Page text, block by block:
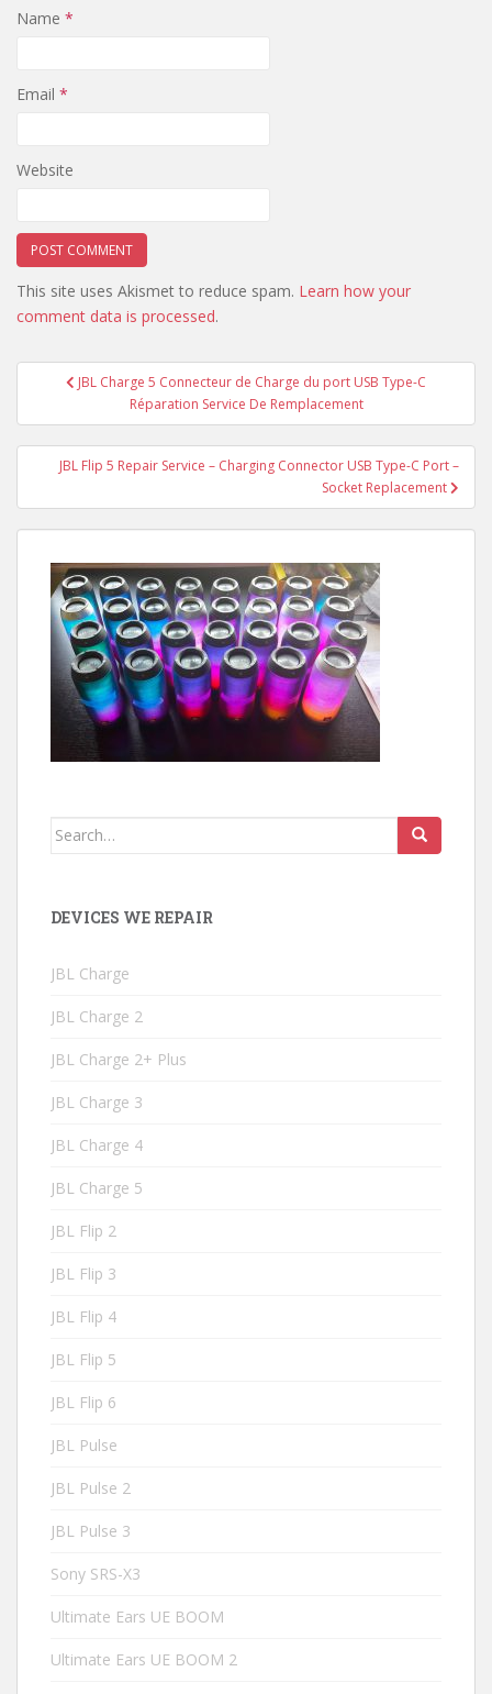
Name *
Email *
Website
This site uses Akismet to reduce spam. Learn how your
comment data is processed.
Post
navigation
JBL Charge 5 Connecteur de Charge du port USB Type-C
Réparation Service De Remplacement
JBL Flip 5 Repair Service – Charging Connector USB Type-C Port –
Socket Replacement
Search
DEVICES WE REPAIR
JBL Charge
JBL Charge 2
JBL Charge 2+ Plus
JBL Charge 3
JBL Charge 4
JBL Charge 5
JBL Flip 2
JBL Flip 3
JBL Flip 4
JBL Flip 5
JBL Flip 6
JBL Pulse
JBL Pulse 2
JBL Pulse 3
Sony SRS-X3
Ultimate Ears UE BOOM
Ultimate Ears UE BOOM 2